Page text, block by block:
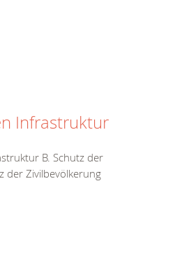
Infrastruktur
B. Schutz der
der Zivilbevölkerung